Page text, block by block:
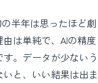
半年は思ったほど劇
は単純で、AIの精度
。データが少ないう
と、いい結果は出ま